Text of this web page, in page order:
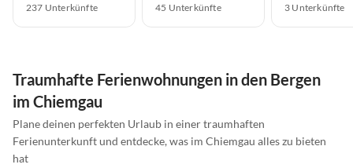
237 Unterkünfte 45 Unterkünfte 3 Unterkünfte
Traumhafte Ferienwohnungen in den Bergen
im Chiemgau
Plane deinen perfekten Urlaub in einer traumhaften
Ferienunterkunft und entdecke, was im Chiemgau alles zu bieten
hat